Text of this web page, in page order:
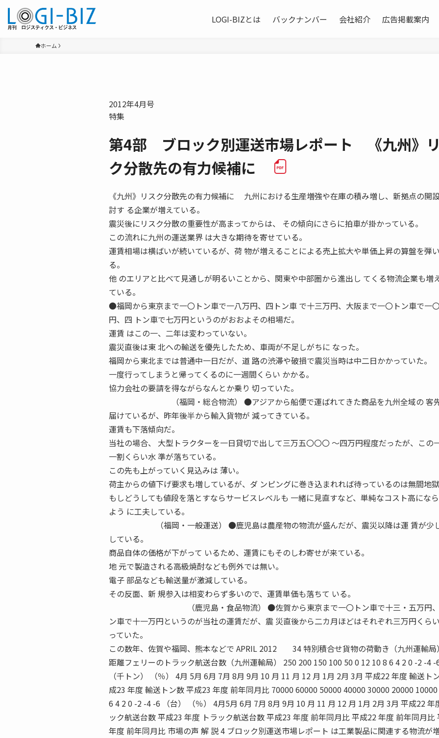
LOGI-BIZとは バックナンバー 会社紹介 広告掲載案内
ホーム
2012年4月号
特集
第4部 ブロック別運送市場レポート 《九州》
ク分散先の有力候補に
《九州》リスク分散先の有力候補に 九州における生産増強や在庫の積み増し、新拠点の開
討す る企業が増えている。
震災後にリスク分散の重要性が高まってからは、 その傾向にさらに拍車が掛かっている。
この流れに九州の運送業界 は大きな期待を寄せている。
運賃相場は横ばいが続いているが、荷 物が増えることによる売上拡大や単価上昇の算盤を弾
る。
他 のエリアと比べて見通しが明るいことから、関東や中部圏から進出し てくる物流企業も増
ている。
●福岡から東京まで一〇トン車で一八万円、四トン車 で十三万円、大阪まで一〇トン車で一
円、四 トン車で七万円というのがおおよその相場だ。
運賃 はこの一、二年は変わっていない。
震災直後は東 北への輸送を優先したため、車両が不足しがちに なった。
福岡から東北までは普通中一日だが、道 路の渋滞や破損で震災当時は中二日かかっていた。
一度行ってしまうと帰ってくるのに一週間くらい かかる。
協力会社の要請を得ながらなんとか乗り 切っていた。
（福岡・総合物流） ●アジアから船便で運ばれてきた商品を九州全域の 客
届けているが、昨年後半から輸入貨物が 減ってきている。
運賃も下落傾向だ。
当社の場合、 大型トラクターを一日貸切で出して三万五〇〇〇 〜四万円程度だったが、この
一割くらい水 準が落ちている。
この先も上がっていく見込みは 薄い。
荷主からの値下げ要求も増しているが、ダ ンピングに巻き込まれれば待っているのは無間地獄
もしどうしても値段を落とすならサービスレベルも 一緒に見直すなど、単純なコスト高にな
よう に工夫している。
（福岡・一般運送） ●鹿児島は農産物の物流が盛んだが、震災以降は運 賃が少
している。
商品自体の価格が下がって いるため、運賃にもそのしわ寄せが来ている。
地 元で製造される高級焼酎なども例外では無い。
電子 部品なども輸送量が激減している。
その反面、新 規参入は相変わらず多いので、運賃単価も落ちて いる。
（鹿児島・食品物流） ●佐賀から東京まで一〇トン車で十三・五万円、
ン車で十一万円というのが当社の運賃だが、震 災直後から二カ月ほどはそれぞれ三万円くら
っていた。
この数年、佐賀や福岡、熊本などで APRIL 2012 34 特別積合せ貨物の荷動き（九州運輸局
距離フェリーのトラック航送台数（九州運輸局） 250 200 150 100 50 0 12 10 8 6 4 2 0 -2 -4 -
（千トン） （％） 4月 5月 6月 7月 8月 9月 10 月 11 月 12 月 1月 2月 3月 平成22 年度 輸送ト
成23 年度 輸送トン数 平成23 年度 前年同月比 70000 60000 50000 40000 30000 20000
6 4 2 0 -2 -4 -6 （台） （％） 4月5月 6月 7月 8月 9月 10 月 11 月 12 月 1月 2月 3月 平成22 年
ック航送台数 平成23 年度 トラック航送台数 平成23 年度 前年同月比 平成22 年度 前年同月比
年度 前年同月比 市場の声 解 説 4 ブロック別運送市場レポート は工業製品に関連する物流が